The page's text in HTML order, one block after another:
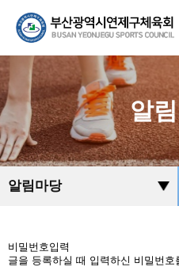
알
알림마당
비밀번호입력
글을 등록하실 때 입력하신 비밀번호